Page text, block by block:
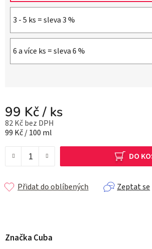
3 - 5 ks = sleva 3 %
6 a více ks = sleva 6 %
99 Kč/ ks
82 Kč bez DPH
Měrná cena:
99 Kč / 100 ml
DO
Zeptat se
Přidat do oblíbených
Značka Cuba